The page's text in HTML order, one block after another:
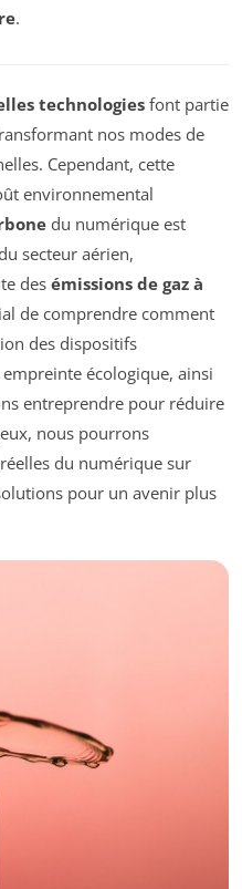
.
technologiesfont partie
nos modes de
Cependant, cette
environnemental
du numérique est
secteur aérien,
des émissions de gaz à
de comprendre comment
des dispositifs
écologique, ainsi
entreprendre pour réduire
nous pourrons
du numérique sur
pour un avenir plus